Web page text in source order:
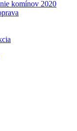
komínov 2020